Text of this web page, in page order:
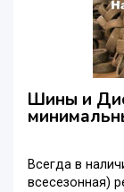
Шины и
Всегда в
всесезонная)